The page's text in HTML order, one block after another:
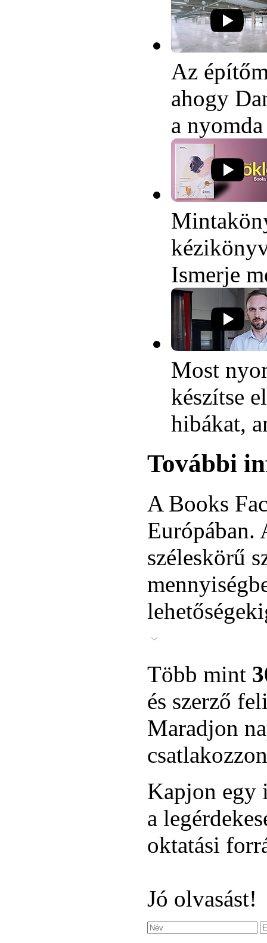
Az
ahogy
a
Ismerje
Most
készítse
hibákat,
További
A Books
Európában.
széleskörű
Több mint
és szerző
Maradjon
Kapjon egy
a
oktatási
Jó olvasást!